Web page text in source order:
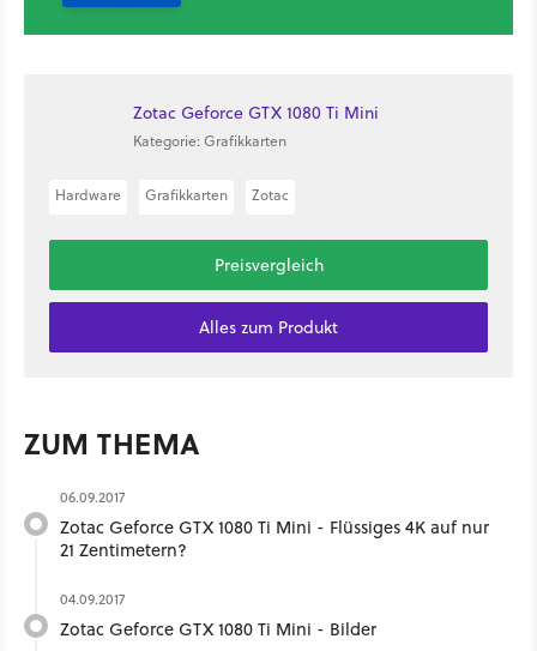
Zotac Geforce GTX 1080 Ti Mini
Kategorie: Grafikkarten
Hardware Grafikkarten Zotac
Preisvergleich
Alles zum Produkt
ZUM THEMA
06.09.2017
Zotac Geforce GTX 1080 Ti Mini - Flüssiges 4K auf nur
21 Zentimetern?
04.09.2017
Zotac Geforce GTX 1080 Ti Mini - Bilder